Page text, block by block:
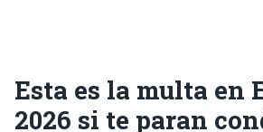
Esta es la multa en
2026 si te paran